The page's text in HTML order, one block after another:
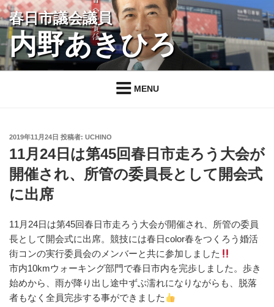
コ
ン
ツ
春日市議会議員
内野あきひろ
MENU
投
稿
日:
2019年11月24日 投稿者: UCHINO
11月24日は第45回春日市走ろう大会が
開催され、所管の委員長として開会式
に出席
11月24日は第45回春日市走ろう大会が開催され、所管の委員
長として開会式に出席。競技には春日color春をつくろう婚活
街コンの実行委員会のメンバーと共に参加しました
市内10kmウォーキング部門で春日市内を完歩しました。歩き
始めから、雨が降り出し途中ずぶ濡れになりながらも、脱落
者もなく全員完歩する事ができました